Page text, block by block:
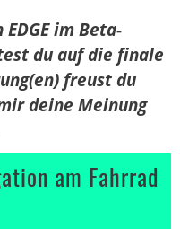
im Beta-
du auf die finale
freust du
deine Meinung
am Fahrrad